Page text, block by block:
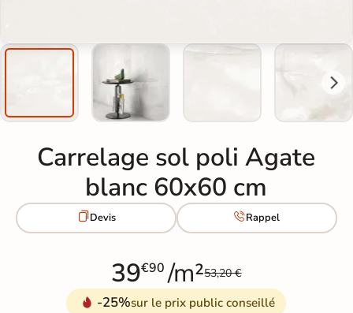
Carrelage sol poli Agate
blanc 60x60 cm
Devis Rappel
39€90 /m²53,20 €
-25%sur le prix public conseillé